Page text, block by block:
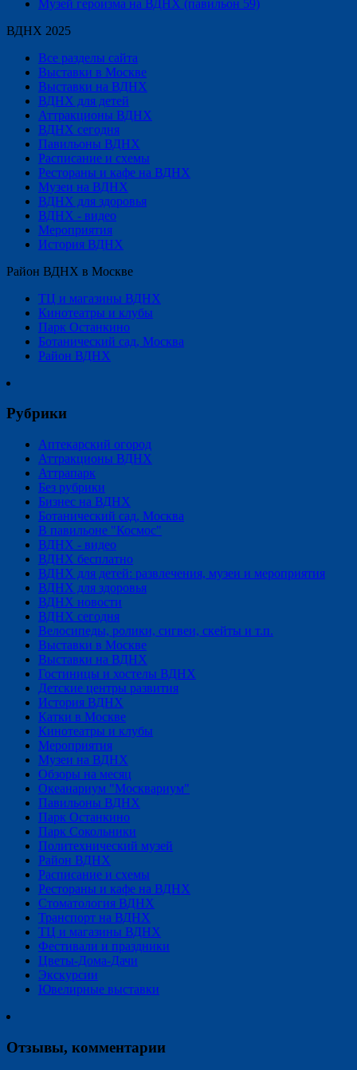
Музей героизма на ВДНХ (павильон 59)
ВДНХ 2025
Все разделы сайта
Выставки в Москве
Выставки на ВДНХ
ВДНХ для детей
Аттракционы ВДНХ
ВДНХ сегодня
Павильоны ВДНХ
Расписание и схемы
Рестораны и кафе на ВДНХ
Музеи на ВДНХ
ВДНХ для здоровья
ВДНХ - видео
Мероприятия
История ВДНХ
Район ВДНХ в Москве
ТЦ и магазины ВДНХ
Кинотеатры и клубы
Парк Останкино
Ботанический сад, Москва
Район ВДНХ
Рубрики
Аптекарский огород
Аттракционы ВДНХ
Аттрапарк
Без рубрики
Бизнес на ВДНХ
Ботанический сад, Москва
В павильоне "Космос"
ВДНХ - видео
ВДНХ бесплатно
ВДНХ для детей: развлечения, музеи и мероприятия
ВДНХ для здоровья
ВДНХ новости
ВДНХ сегодня
Велосипеды, ролики, сигвеи, скейты и т.п.
Выставки в Москве
Выставки на ВДНХ
Гостиницы и хостелы ВДНХ
Детские центры развития
История ВДНХ
Катки в Москве
Кинотеатры и клубы
Мероприятия
Музеи на ВДНХ
Обзоры на месяц
Океанариум "Москвариум"
Павильоны ВДНХ
Парк Останкино
Парк Сокольники
Политехнический музей
Район ВДНХ
Расписание и схемы
Рестораны и кафе на ВДНХ
Стоматология ВДНХ
Транспорт на ВДНХ
ТЦ и магазины ВДНХ
Фестивали и праздники
Цветы-Дома-Дачи
Экскурсии
Ювелирные выставки
Отзывы, комментарии